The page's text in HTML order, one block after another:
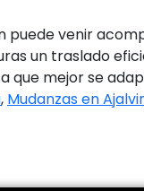
venir
un traslado
mejor se
, Mudanzas en Ajalvir